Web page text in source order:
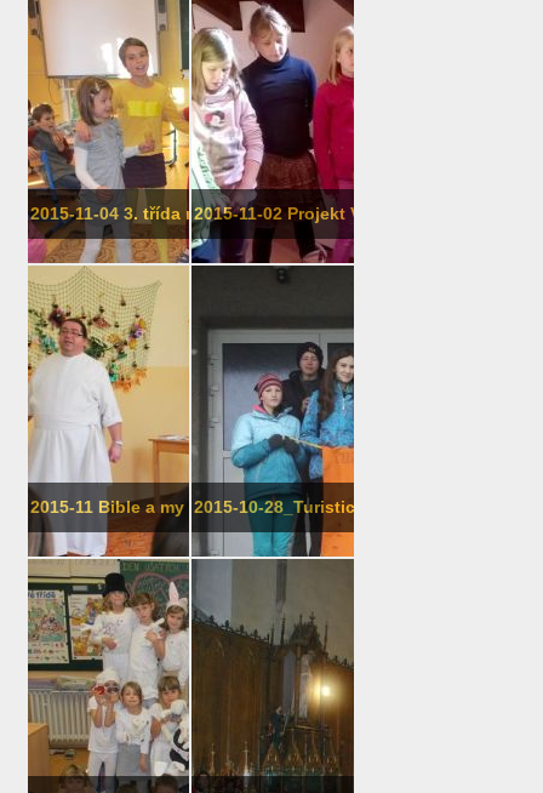
2015-11-04 3. třída má talent2015-11-02 Projekt Voda - Pevnůstka
2015-11 Bible a my 2015-10-28_Turistický kroužek 98